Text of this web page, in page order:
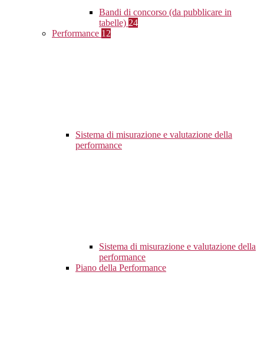
Bandi di concorso (da pubblicare in
tabelle) 24
Performance 12
Sistema di misurazione e valutazione della
performance
Sistema di misurazione e valutazione della
performance
Piano della Performance